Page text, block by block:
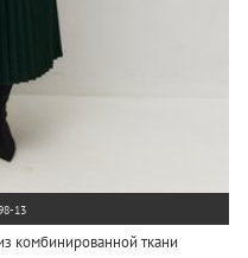
13
комбинированной ткани